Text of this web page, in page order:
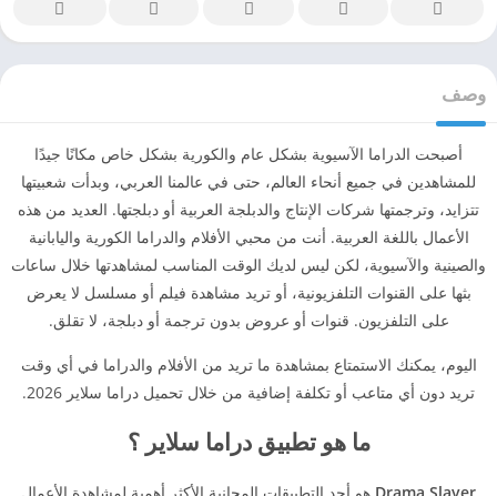
وصف
أصبحت الدراما الآسيوية بشكل عام والكورية بشكل خاص مكانًا جيدًا
للمشاهدين في جميع أنحاء العالم، حتى في عالمنا العربي، وبدأت شعبيتها
تتزايد، وترجمتها شركات الإنتاج والدبلجة العربية أو دبلجتها. العديد من هذه
الأعمال باللغة العربية. أنت من محبي الأفلام والدراما الكورية واليابانية
والصينية والآسيوية، لكن ليس لديك الوقت المناسب لمشاهدتها خلال ساعات
بثها على القنوات التلفزيونية، أو تريد مشاهدة فيلم أو مسلسل لا يعرض
على التلفزيون. قنوات أو عروض بدون ترجمة أو دبلجة، لا تقلق.
اليوم، يمكنك الاستمتاع بمشاهدة ما تريد من الأفلام والدراما في أي وقت
تريد دون أي متاعب أو تكلفة إضافية من خلال تحميل دراما سلاير 2026.
ما هو تطبيق دراما سلاير ؟
Drama Slayer هو أحد التطبيقات المجانية الأكثر أهمية لمشاهدة الأعمال